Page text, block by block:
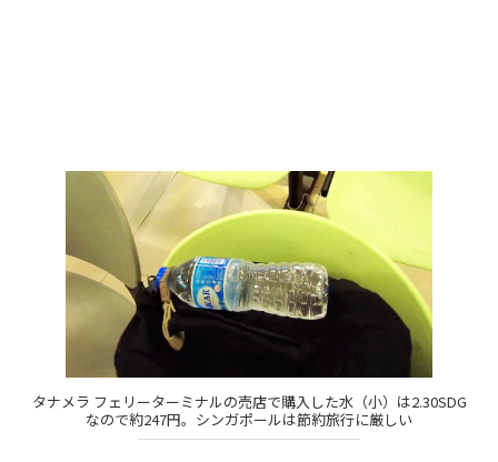
タナメラ フェリーターミナルの売店で購入した水（小）は2.30SDG
なので約247円。シンガポールは節約旅行に厳しい